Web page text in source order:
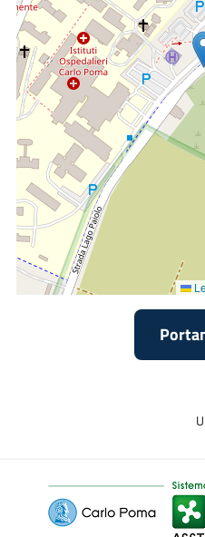
Quotidianamente collabora e
terapeutiche dei pazienti più
palliative e simultaneous
struttura SIMT per il
ematologici .
Nel gennaio 2020 il gruppo
della prostata ha prodotto un
9001.
Nel settembre 2021 ha
ESMO (European Society
Simultaneous Care che nelle
Dall’anno Accademico 2022,
è entrata a far parte del
All'Oncologia Mantova
Oncologica.